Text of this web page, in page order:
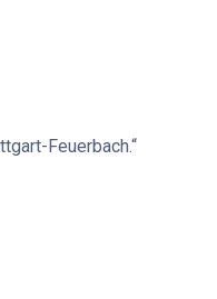
Feuerbach.“